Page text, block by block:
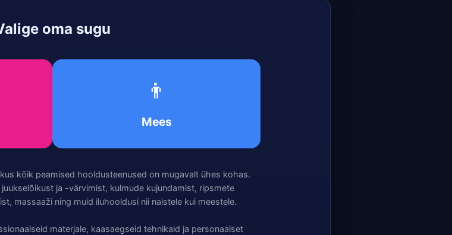
oma sugu
👨
Mees
kõik peamised hooldusteenused on mugavalt ühes kohas.
juukselõikust ja -värvimist, kulmude kujundamist, ripsmete
massaaži ning muid iluhooldusi nii naistele kui meestele.
materjale, kaasaegseid tehnikaid ja personaalset